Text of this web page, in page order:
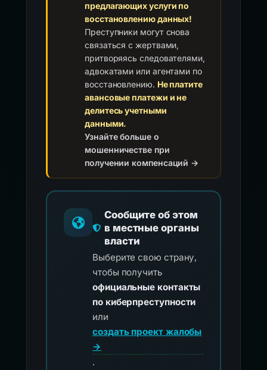
предлагающих услуги по
восстановлению данных!
Преступники могут снова
связаться с жертвами,
притворяясь следователями,
адвокатами или агентами по
восстановлению. Не платите
авансовые платежи и не
делитесь учетными
данными.
Узнайте больше о
мошенничестве при
получении компенсаций →
Сообщите об этом
в местные органы
власти
Выберите свою страну,
чтобы получить
официальные контакты
по киберпреступности
или
создать проект жалобы
→
.